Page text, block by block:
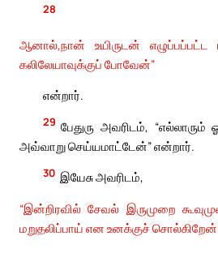
28
ஆனால்,நான் உயிருடன் எழுப்பப்பட்ட
கலிலேயாவுக்குப் போவேன்”
என்றார்.
29 பேதுரு அவரிடம், “எல்லாரும்
அவ்வாறு செய்யமாட்டேன்” என்றார்.
30 இயேசு அவரிடம்,
“இன்றிரவில் சேவல் இருமுறை
மறுதலிப்பாய் என உனக்குச்